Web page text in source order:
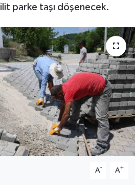
parke taşı döşenecek.
A- A+